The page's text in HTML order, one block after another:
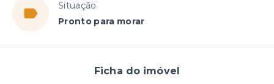
Situação
Pronto para morar
Ficha do imóvel